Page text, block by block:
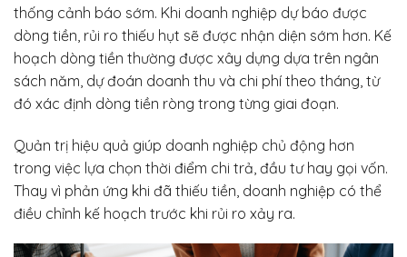
thống cảnh báo sớm. Khi doanh nghiệp dự báo được
dòng tiền, rủi ro thiếu hụt sẽ được nhận diện sớm hơn. Kế
hoạch dòng tiền thường được xây dựng dựa trên ngân
sách năm, dự đoán doanh thu và chi phí theo tháng, từ
đó xác định dòng tiền ròng trong từng giai đoạn.
Quản trị hiệu quả giúp doanh nghiệp chủ động hơn
trong việc lựa chọn thời điểm chi trả, đầu tư hay gọi vốn.
Thay vì phản ứng khi đã thiếu tiền, doanh nghiệp có thể
điều chỉnh kế hoạch trước khi rủi ro xảy ra.